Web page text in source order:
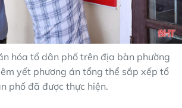
hóa tổ dân phố trên địa bàn phường
yết phương án tổng thể sắp xếp tổ
phố đã được thực hiện.